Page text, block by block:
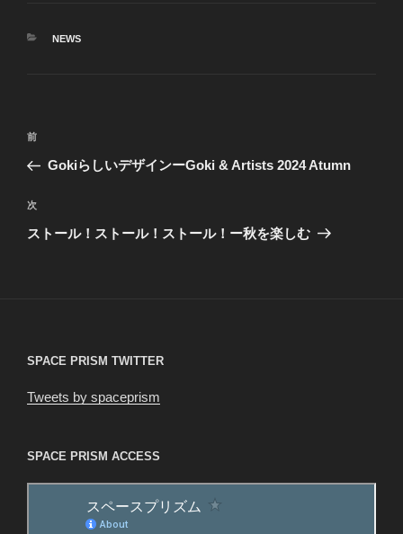
カ
NEWS
投
ナ
ビ
ゲ
前
の
稿
前
GokiらしいデザインーGoki & Artists 2024 Atumn
次
の
次
ストール！ストール！ストール！ー秋を楽しむ
SPACE PRISM TWITTER
Tweets by spaceprism
SPACE PRISM ACCESS